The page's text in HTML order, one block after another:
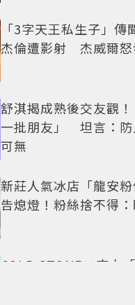
「3字天王私生子」傳
杰倫遭影射 杰威爾怒
舒淇揭成熟後交友觀
一批朋友」 坦言：防
可無
新莊人氣冰店「龍安
告熄燈！粉絲捨不得
COLD STONE×麻古